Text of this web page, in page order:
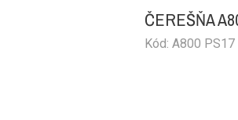
ČEREŠŇA
Kód: A800 PS17